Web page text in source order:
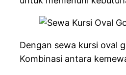
Dengan sewa kursi oval
Kombinasi antara